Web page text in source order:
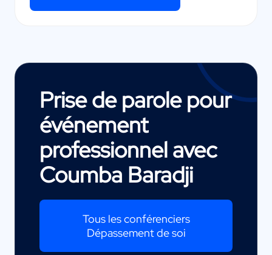
Prise de parole pour
événement
professionnel avec
Coumba Baradji
Tous les conférenciers
Dépassement de soi